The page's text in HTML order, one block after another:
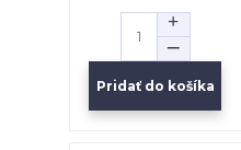
Pridať do košíka